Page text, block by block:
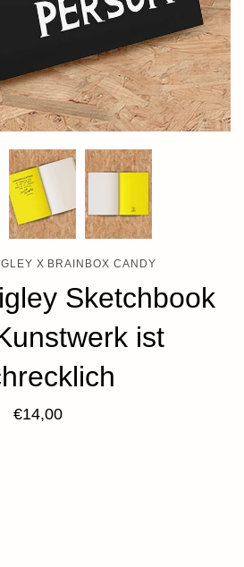
X BRAINBOX CANDY
Sketchbook
ist
€14,00